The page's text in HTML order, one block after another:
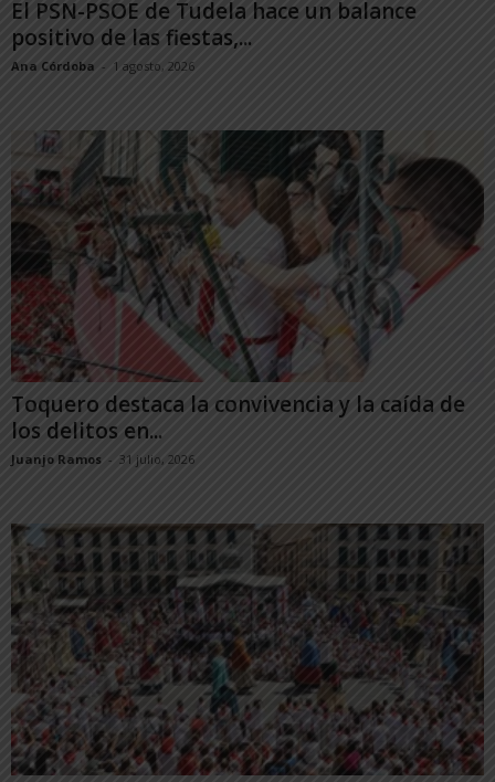
El PSN-PSOE de Tudela hace un balance
positivo de las fiestas,...
Ana Córdoba - 1 agosto, 2026
Toquero destaca la convivencia y la caída de
los delitos en...
Juanjo Ramos - 31 julio, 2026